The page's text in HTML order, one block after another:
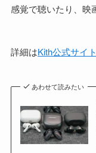
感覚で聴いたり、映
詳細はKith公式サイト
あわせて読みたい